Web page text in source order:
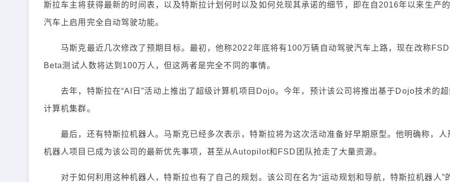
斯拉车主将获得最新的时间表，以及特斯拉计划何时以及如何兑现其承诺的细节，即在自2016年以来生产的
汽车上启用完全自动驾驶功能。
马斯克最近几次修改了预期目标。最初，他称2022年底将有100万辆自动驾驶汽车上路，现在改称FSD
Beta测试人数将达到100万人，但这两者是完全不同的事情。
去年，特斯拉在“AI日”活动上推出了超级计算机项目Dojo。今年，预计该公司将推出基于Dojo技术的
计算机集群。
最后，还有特斯拉机器人。马斯克已经多次表示，特斯拉将为这次活动准备好早期原型。他明确称，人
机器人项目已成为该公司的最新优先事项，甚至从Autopilot和FSD团队抢走了大量资源。
对于如何利用这种机器人，特斯拉也有了自己的规划。该公司在名为“运动规划和导航，特斯拉机器人”